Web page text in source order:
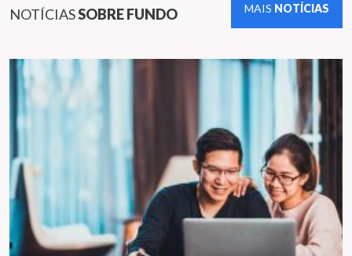
NOTÍCIASSOBRE FUNDO MAIS NOTÍCIAS